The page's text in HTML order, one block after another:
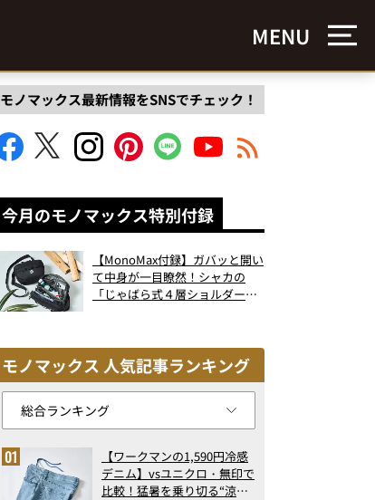
MENU
モノマックス最新情報をSNSでチェック！
今月のモノマックス特別付録
【MonoMax付録】ガバッと開い
て中身が一目瞭然！シャカの
「じゃばら式４層ショルダーバ
モノマックス 人気記事ランキング
【ワークマンの1,590円冷感
デニム】vsユニクロ・無印で
比較！猛暑を乗り切る“涼感